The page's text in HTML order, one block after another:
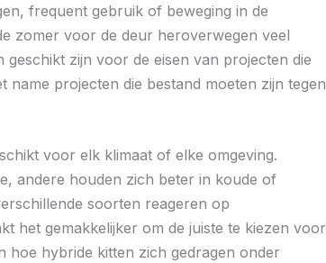
frequent gebruik of beweging in de
zomer voor de deur heroverwegen veel
zijn voor de eisen van projecten die
name projecten die bestand moeten zijn tegen
voor elk klimaat of elke omgeving.
andere houden zich beter in koude of
soorten reageren op
het gemakkelijker om de juiste te kiezen voor
hoe hybride kitten zich gedragen onder